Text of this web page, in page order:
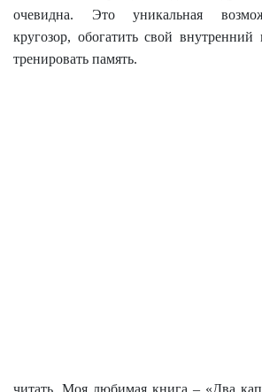
очевидна. Это уникальная
кругозор, обогатить свой
тренировать память.
читать. Моя любимая книга – «Два